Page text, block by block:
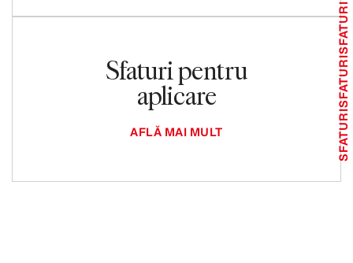
Sfaturi pentru
aplicare
AFLĂ MAI MULT SFATURI
SFATURI
SFATURI